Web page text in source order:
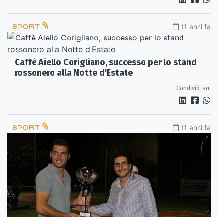
SPORT 11 anni fa
Caffè Aiello Corigliano, successo per lo stand
rossonero alla Notte d'Estate
Condividi su:
SPORT 11 anni fa